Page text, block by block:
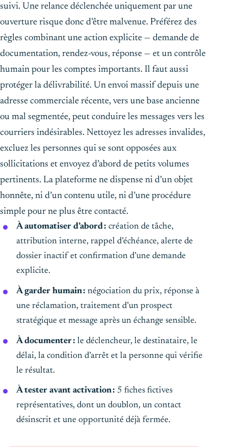
suivi. Une relance déclenchée uniquement par une
ouverture risque donc d’être malvenue. Préférez des
règles combinant une action explicite — demande de
documentation, rendez-vous, réponse — et un contrôle
humain pour les comptes importants. Il faut aussi
protéger la délivrabilité. Un envoi massif depuis une
adresse commerciale récente, vers une base ancienne
ou mal segmentée, peut conduire les messages vers les
courriers indésirables. Nettoyez les adresses invalides,
excluez les personnes qui se sont opposées aux
sollicitations et envoyez d’abord de petits volumes
pertinents. La plateforme ne dispense ni d’un objet
honnête, ni d’un contenu utile, ni d’une procédure
simple pour ne plus être contacté.
À automatiser d’abord : création de tâche,
attribution interne, rappel d’échéance, alerte de
dossier inactif et confirmation d’une demande
explicite.
À garder humain : négociation du prix, réponse à
une réclamation, traitement d’un prospect
stratégique et message après un échange sensible.
À documenter : le déclencheur, le destinataire, le
délai, la condition d’arrêt et la personne qui vérifie
le résultat.
À tester avant activation : 5 fiches fictives
représentatives, dont un doublon, un contact
désinscrit et une opportunité déjà fermée.